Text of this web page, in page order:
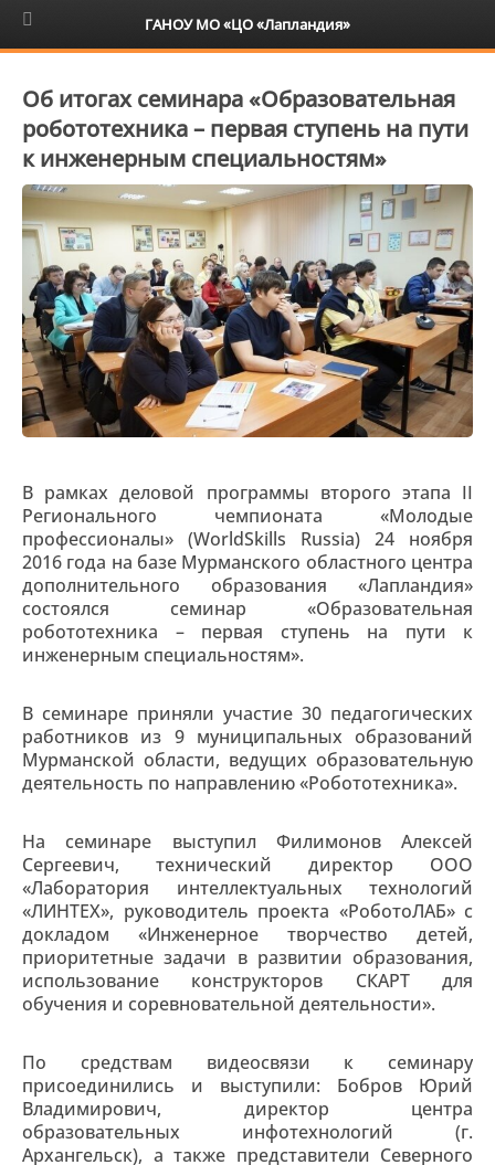
6+
Об итогах семинара «Образовательная
робототехника – первая ступень на пути
к инженерным специальностям»
В рамках деловой программы второго этапа II
Регионального чемпионата «Молодые
профессионалы» (WorldSkills Russia) 24 ноября
2016 года на базе Мурманского областного центра
дополнительного образования «Лапландия»
состоялся семинар «Образовательная
робототехника – первая ступень на пути к
инженерным специальностям».
В семинаре приняли участие 30 педагогических
работников из 9 муниципальных образований
Мурманской области, ведущих образовательную
деятельность по направлению «Робототехника».
На семинаре выступил Филимонов Алексей
Сергеевич, технический директор ООО
«Лаборатория интеллектуальных технологий
«ЛИНТЕХ», руководитель проекта «РоботоЛАБ» с
докладом «Инженерное творчество детей,
приоритетные задачи в развитии образования,
использование конструкторов СКАРТ для
обучения и соревновательной деятельности».
По средствам видеосвязи к семинару
присоединились и выступили: Бобров Юрий
Владимирович, директор центра
образовательных инфотехнологий (г.
Архангельск), а также представители Северного
ГАНОУ МО «ЦО «Лапландия»